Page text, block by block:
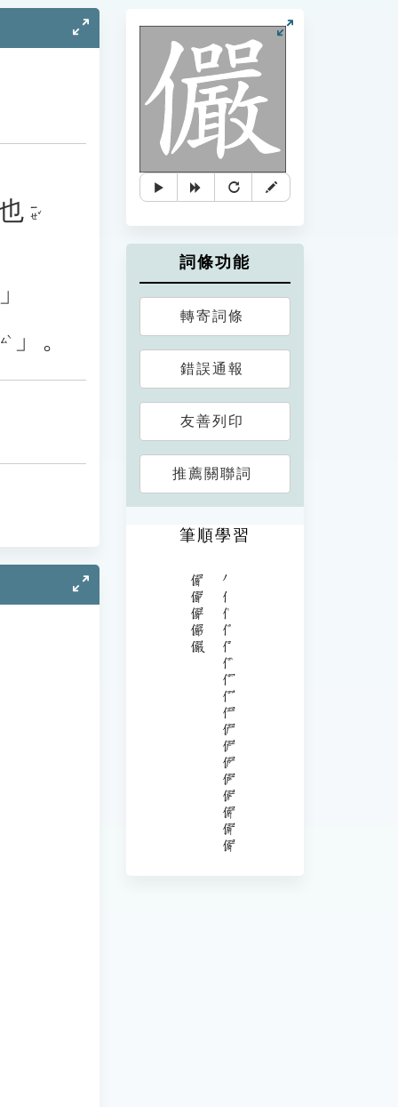
ㄧㄝˇ
ㄙˋ 」。
詞條功能
轉寄詞條
錯誤通報
友善列印
推薦關聯詞
筆順學習